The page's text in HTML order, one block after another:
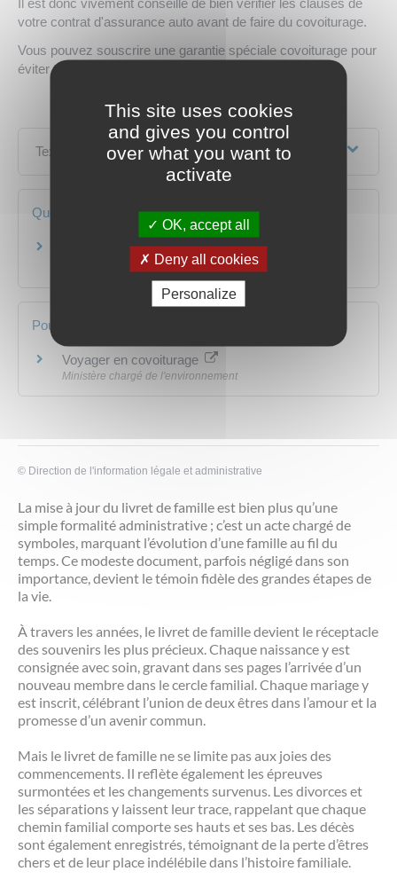
Il est donc vivement conseillé de bien vérifier les clauses de
votre contrat d'assurance auto avant de faire du covoiturage.
Vous pouvez souscrire une garantie spéciale covoiturage pour
éviter tout problème.
Textes de référence
Questions ? Réponses !
Comment fonctionne l'assurance en cas de prêt
d'un véhicule à un tiers ?
Pour en savoir plus
Voyager en covoiturage
Ministère chargé de l'environnement
© Direction de l'information légale et administrative
La mise à jour du livret de famille est bien plus qu’une
simple formalité administrative ; c’est un acte chargé de
symboles, marquant l’évolution d’une famille au fil du
temps. Ce modeste document, parfois négligé dans son
importance, devient le témoin fidèle des grandes étapes de
la vie.
À travers les années, le livret de famille devient le réceptacle
des souvenirs les plus précieux. Chaque naissance y est
consignée avec soin, gravant dans ses pages l’arrivée d’un
nouveau membre dans le cercle familial. Chaque mariage y
est inscrit, célébrant l’union de deux êtres dans l’amour et la
promesse d’un avenir commun.
Mais le livret de famille ne se limite pas aux joies des
commencements. Il reflète également les épreuves
surmontées et les changements survenus. Les divorces et
les séparations y laissent leur trace, rappelant que chaque
chemin familial comporte ses hauts et ses bas. Les décès
sont également enregistrés, témoignant de la perte d’êtres
chers et de leur place indélébile dans l’histoire familiale.
This site uses cookies
and gives you control
over what you want to
activate
OK, accept all
Deny all cookies
Personalize